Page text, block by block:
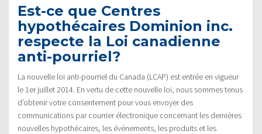
Est-ce que Centres
hypothécaires Dominion inc.
respecte la Loi canadienne
anti-pourriel?
La nouvelle loi anti-pourriel du Canada (LCAP) est entrée en vigueur
le 1er juillet 2014. En vertu de cette nouvelle loi, nous sommes tenus
d’obtenir votre consentement pour vous envoyer des
communications par courrier électronique concernant les dernières
nouvelles hypothécaires, les événements, les produits et les